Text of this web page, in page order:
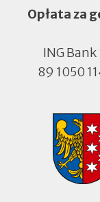
Opłata za
ING
89 1050